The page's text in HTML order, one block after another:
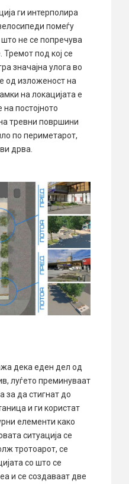
ги интерполира
помеѓу
не се попречува
под кој се
значајна улога во
од изложеност на
на локацијата е
постојното
тревни површини
по периметарот,
дрва.
дека еден дел од
луѓето преминуваат
за да стигнат до
и ги користат
елементи како
ситуација се
тротоарот, се
со што се
и се создаваат две